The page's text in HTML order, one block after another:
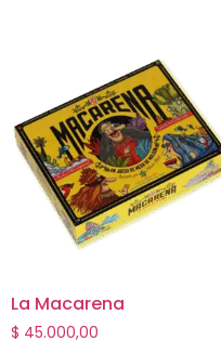
La Macarena
$ 45.000,00